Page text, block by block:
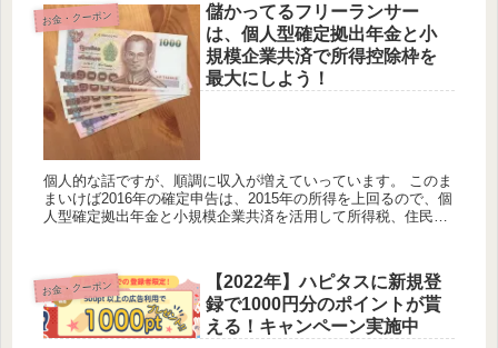
お金・クーポン
儲かってるフリーランサー
は、個人型確定拠出年金と小
規模企業共済で所得控除枠を
最大にしよう！
個人的な話ですが、順調に収入が増えていっています。 このま
まいけば2016年の確定申告は、2015年の所得を上回るので、個
人型確定拠出年金と小規模企業共済を活用して所得税、住民
お金・クーポン
【2022年】ハピタスに新規登
録で1000円分のポイントが貰
える！キャンペーン実施中